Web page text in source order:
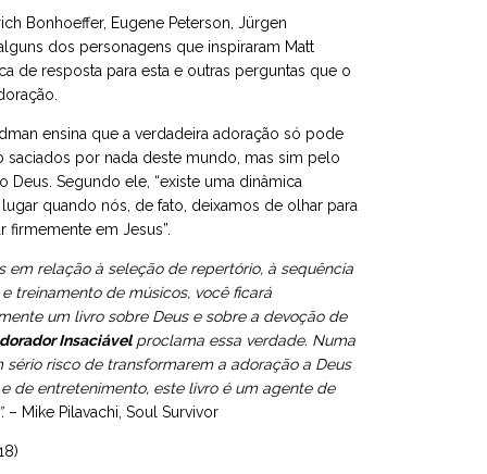
Bonhoeffer, Eugene Peterson, Jürgen
dos personagens que inspiraram Matt
de resposta para esta e outras perguntas que o
ensina que a verdadeira adoração só pode
saciados por nada deste mundo, mas sim pelo
Segundo ele, “existe uma dinâmica
quando nós, de fato, deixamos de olhar para
em Jesus”.
em relação à seleção de repertório, à sequência
treinamento de músicos, você ficará
um livro sobre Deus e sobre a devoção de
Insaciávelproclama essa verdade. Numa
risco de transformarem a adoração a Deus
de entretenimento, este livro é um agente de
– Mike Pilavachi, Soul Survivor